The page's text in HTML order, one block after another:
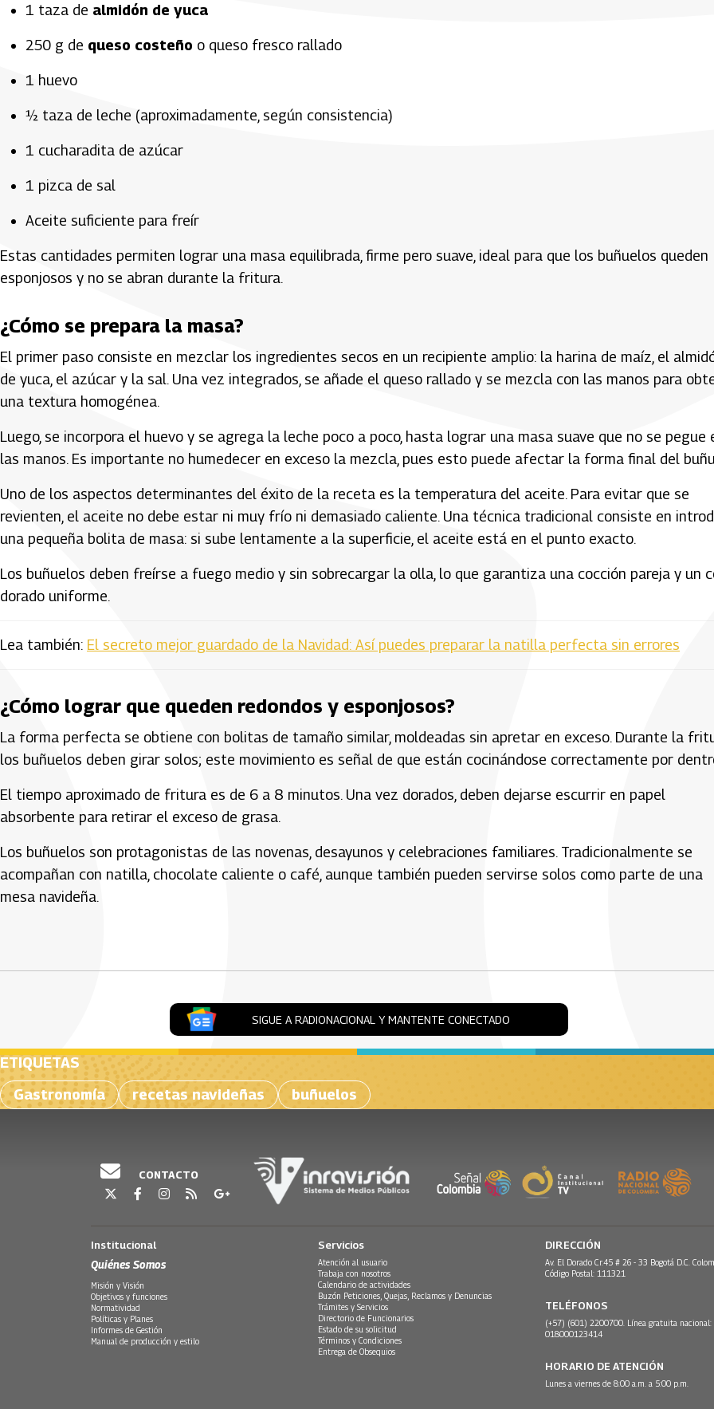
1 taza de almidón de yuca
250 g de queso costeño o queso fresco rallado
1 huevo
½ taza de leche (aproximadamente, según consistencia)
1 cucharadita de azúcar
1 pizca de sal
Aceite suficiente para freír
Estas cantidades permiten lograr una masa equilibrada, firme pero suave, ideal para que los buñuelos queden
esponjosos y no se abran durante la fritura.
¿Cómo se prepara la masa?
El primer paso consiste en mezclar los ingredientes secos en un recipiente amplio: la harina de maíz, el
de yuca, el azúcar y la sal. Una vez integrados, se añade el queso rallado y se mezcla con las manos para
una textura homogénea.
Luego, se incorpora el huevo y se agrega la leche poco a poco, hasta lograr una masa suave que no se pegue
las manos. Es importante no humedecer en exceso la mezcla, pues esto puede afectar la forma final del
Uno de los aspectos determinantes del éxito de la receta es la temperatura del aceite. Para evitar que se
revienten, el aceite no debe estar ni muy frío ni demasiado caliente. Una técnica tradicional consiste en
una pequeña bolita de masa: si sube lentamente a la superficie, el aceite está en el punto exacto.
Los buñuelos deben freírse a fuego medio y sin sobrecargar la olla, lo que garantiza una cocción pareja y un
dorado uniforme.
Lea también: El secreto mejor guardado de la Navidad: Así puedes preparar la natilla perfecta sin errores
¿Cómo lograr que queden redondos y esponjosos?
La forma perfecta se obtiene con bolitas de tamaño similar, moldeadas sin apretar en exceso. Durante la
los buñuelos deben girar solos; este movimiento es señal de que están cocinándose correctamente por
El tiempo aproximado de fritura es de 6 a 8 minutos. Una vez dorados, deben dejarse escurrir en papel
absorbente para retirar el exceso de grasa.
Los buñuelos son protagonistas de las novenas, desayunos y celebraciones familiares. Tradicionalmente se
acompañan con natilla, chocolate caliente o café, aunque también pueden servirse solos como parte de una
mesa navideña.
SIGUE A RADIONACIONAL Y MANTENTE CONECTADO
ETIQUETAS
Gastronomía
recetas navideñas buñuelos
CONTACTO
Institucional
Quiénes Somos
Misión y Visión
Objetivos y funciones
Normatividad
Políticas y Planes
Informes de Gestión
Manual de producción y estilo
Servicios
Atención al usuario
Trabaja con nosotros
Calendario de actividades
Buzón Peticiones, Quejas, Reclamos y Denuncias
Trámites y Servicios
Directorio de Funcionarios
Estado de su solicitud
Términos y Condiciones
Entrega de Obsequios
DIRECCIÓN
Av. El Dorado Cr.45 # 26 - 33 Bogotá D.C.
Código Postal: 111321
TELÉFONOS
(+57) (601) 2200700. Línea gratuita nacional:
018000123414
HORARIO DE ATENCIÓN
Lunes a viernes de 8:00 a.m. a 5:00 p.m.